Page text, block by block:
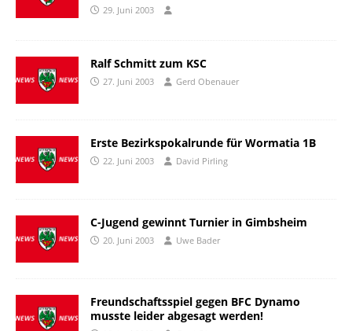
29. Juni 2003
Ralf Schmitt zum KSC
27. Juni 2003 Gerd Obenauer
Erste Bezirkspokalrunde für Wormatia 1B
22. Juni 2003 David Pirling
C-Jugend gewinnt Turnier in Gimbsheim
20. Juni 2003 Uwe Bader
Freundschaftsspiel gegen BFC Dynamo
musste leider abgesagt werden!